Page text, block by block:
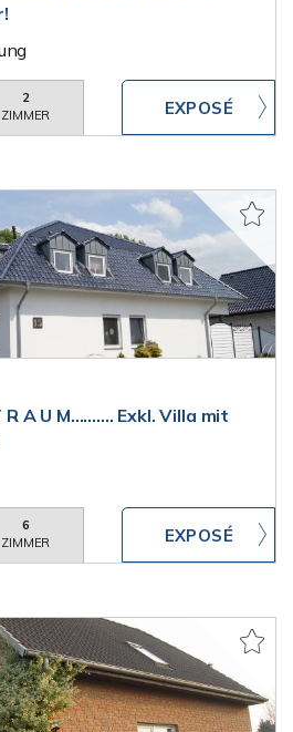
2
ZIMMER
A U M.......... Exkl. Villa mit
6
ZIMMER